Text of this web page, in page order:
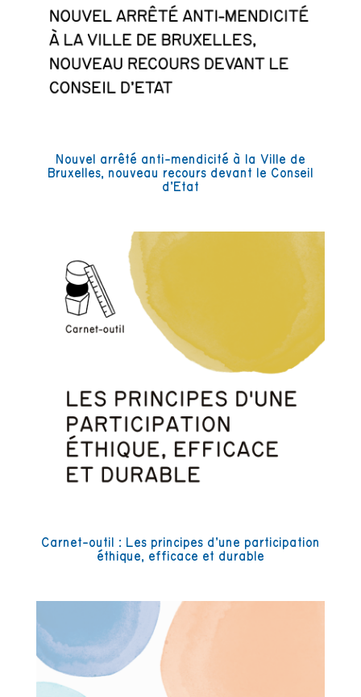
Nouvel arrêté anti-mendicité à la Ville de
Bruxelles, nouveau recours devant le Conseil
d’Etat
Carnet-outil : Les principes d’une participation
éthique, efficace et durable